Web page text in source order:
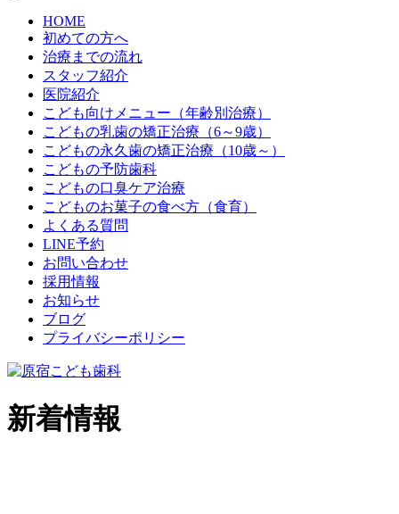
HOME
初めての方へ
治療までの流れ
スタッフ紹介
医院紹介
こども向けメニュー（年齢別治療）
こどもの乳歯の矯正治療（6～9歳）
こどもの永久歯の矯正治療（10歳～）
こどもの予防歯科
こどもの口臭ケア治療
こどものお菓子の食べ方（食育）
よくある質問
LINE予約
お問い合わせ
採用情報
お知らせ
ブログ
プライバシーポリシー
新着情報